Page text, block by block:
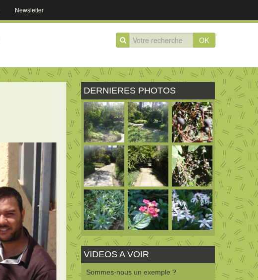
Newsletter
OK
DERNIERES PHOTOS
VIDEOS A VOIR
Sommes-nous un exemple ?